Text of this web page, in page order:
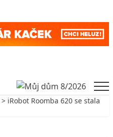
> iRobot Roomba 620 se stala